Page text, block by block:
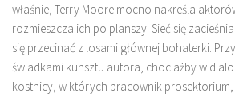
właśnie, Terry Moore mocno nakreśla
rozmieszcza ich po planszy. Sieć się
się przecinać z losami głównej bohaterki.
świadkami kunsztu autora, chociażby w
kostnicy, w których pracownik